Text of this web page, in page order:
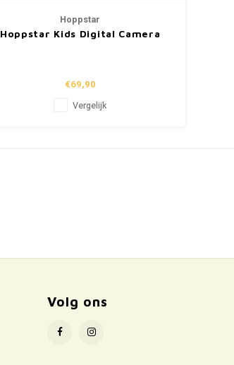
Hoppstar
Hoppstar Kids Digital Camera
€69,90
Vergelijk
Volg ons